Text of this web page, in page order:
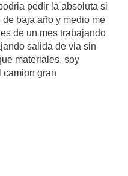
pedir la absoluta si
baja año y medio me
de un mes trabajando
salida de via sin
materiales, soy
camion gran